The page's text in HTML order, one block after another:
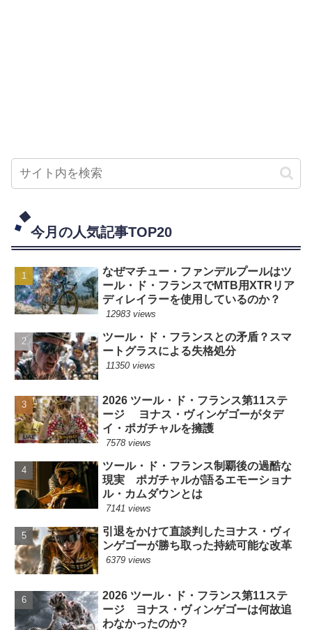
今月の人気記事TOP20
なぜマチュー・ファンデルプールはツ
ール・ド・フランスでMTB用XTRリア
ディレイラーを使用しているのか？
12983 views
ツール・ド・フランスとの矛盾？スマ
ートグラスによる失格処分
11350 views
2026 ツール・ド・フランス第11ステ
ージ ヨナス・ヴィンゲゴーがタデ
イ・ポガチャルを擁護
7578 views
ツール・ド・フランス制覇後の過酷な
現実 ポガチャルが語るエモーショナ
ル・カムダウンとは
7141 views
引退をかけて直談判したヨナス・ヴィ
ンゲゴーが勝ち取った持続可能な改革
6379 views
2026 ツール・ド・フランス第11ステ
ージ ヨナス・ヴィンゲゴーは何故追
わなかったのか?